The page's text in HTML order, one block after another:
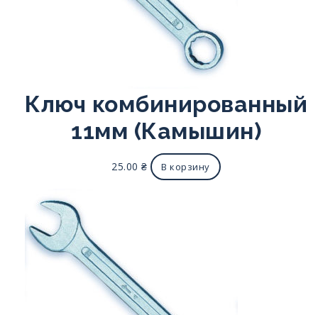
Ключ комбинированный
11мм (Камышин)
25.00₴ В корзину